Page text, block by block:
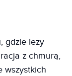
gdzie leży
z chmurą,
wszystkich